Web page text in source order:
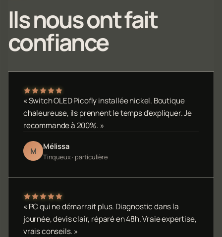
Ils nous ont fait
confiance
« Switch OLED Picofly installée nickel. Boutique
chaleureuse, ils prennent le temps d'expliquer. Je
recommande à 200%. »
M Mélissa
Tinqueux · particulière
« PC qui ne démarrait plus. Diagnostic dans la
journée, devis clair, réparé en 48h. Vraie expertise,
vrais conseils. »